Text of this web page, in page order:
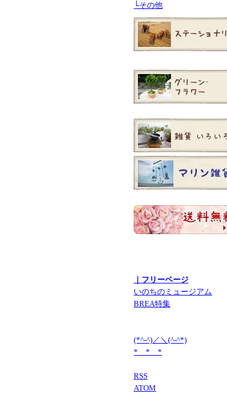
└その他
｜フリーページ
いのちのミュージアム
BREA特集
(*^-^)／＼(^-^*)
* * *
RSS
ATOM